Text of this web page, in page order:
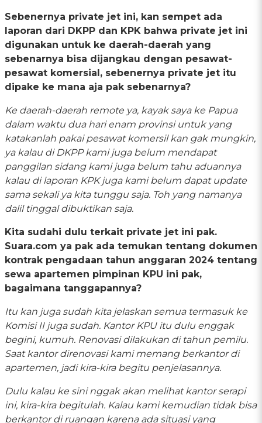
Sebenernya private jet ini, kan sempet ada
laporan dari DKPP dan KPK bahwa private jet ini
digunakan untuk ke daerah-daerah yang
sebenarnya bisa dijangkau dengan pesawat-
pesawat komersial, sebenernya private jet itu
dipake ke mana aja pak sebenarnya?
Ke daerah-daerah remote ya, kayak saya ke Papua
dalam waktu dua hari enam provinsi untuk yang
katakanlah pakai pesawat komersil kan gak mungkin,
ya kalau di DKPP kami juga belum mendapat
panggilan sidang kami juga belum tahu aduannya
kalau di laporan KPK juga kami belum dapat update
sama sekali ya kita tunggu saja. Toh yang namanya
dalil tinggal dibuktikan saja.
Kita sudahi dulu terkait private jet ini pak.
Suara.com ya pak ada temukan tentang dokumen
kontrak pengadaan tahun anggaran 2024 tentang
sewa apartemen pimpinan KPU ini pak,
bagaimana tanggapannya?
Itu kan juga sudah kita jelaskan semua termasuk ke
Komisi II juga sudah. Kantor KPU itu dulu enggak
begini, kumuh. Renovasi dilakukan di tahun pemilu.
Saat kantor direnovasi kami memang berkantor di
apartemen, jadi kira-kira begitu penjelasannya.
Dulu kalau ke sini nggak akan melihat kantor serapi
ini, kira-kira begitulah. Kalau kami kemudian tidak bisa
berkantor di ruangan karena ada situasi yang